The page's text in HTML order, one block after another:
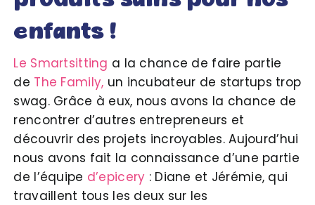
enfants !
Le Smartsitting a la chance de faire partie
de The Family, un incubateur de startups trop
swag. Grâce à eux, nous avons la chance de
rencontrer d’autres entrepreneurs et
découvrir des projets incroyables. Aujourd’hui
nous avons fait la connaissance d’une partie
de l’équipe d’epicery : Diane et Jérémie, qui
travaillent tous les deux sur les